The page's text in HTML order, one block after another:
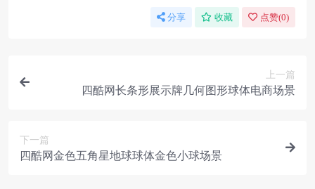
分享 收藏 点赞(0)
上一篇
四酷网长条形展示牌几何图形球体电商场景
下一篇
四酷网金色五角星地球球体金色小球场景